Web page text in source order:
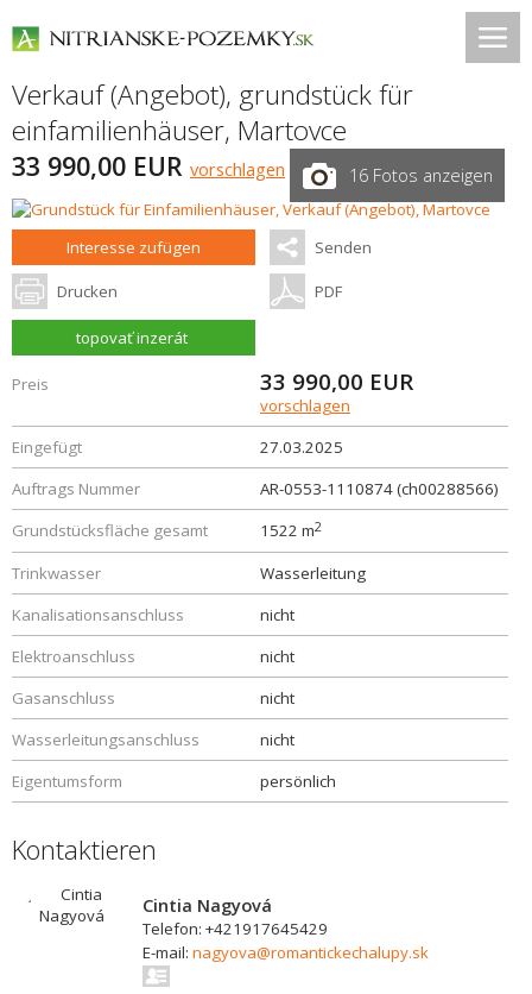
Verkauf (Angebot), grundstück für
einfamilienhäuser, Martovce
33 990,00 EUR vorschlagen 16 Fotos anzeigen
Interesse zufügen Senden
Drucken PDF
topovať inzerát
Preis 33 990,00 EUR
vorschlagen
Eingefügt
27.03.2025
Auftrags Nummer
AR-0553-1110874 (ch00288566)
Grundstücksfläche gesamt
1522 m2
Trinkwasser
Wasserleitung
Kanalisationsanschluss
nicht
Elektroanschluss
nicht
Gasanschluss
nicht
Wasserleitungsanschluss
nicht
Eigentumsform
persönlich
Kontaktieren
Cintia Nagyová
Telefon: +421917645429
E-mail: nagyova@romantickechalupy.sk